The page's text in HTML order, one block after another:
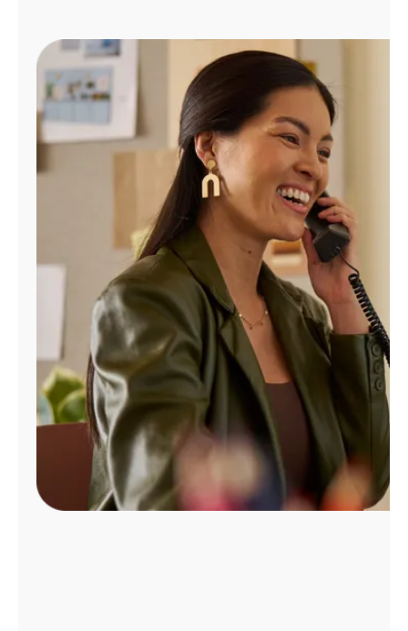
Administrar
cuenta
Encuentra
tienda